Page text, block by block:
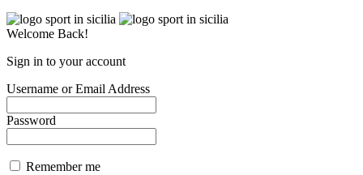
Welcome Back!
Sign in to your account
Username or Email Address
Password
Remember me